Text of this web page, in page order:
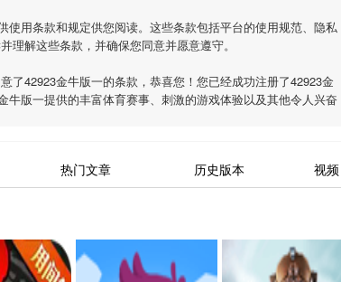
使用条款和规定供您阅读。这些条款包括平台的使用规范、隐私
理解这些条款，并确保您同意并愿意遵守。
了42923金牛版一的条款，恭喜您！您已经成功注册了42923金
牛版一提供的丰富体育赛事、刺激的游戏体验以及其他令人兴奋
热门文章 历史版本 视频